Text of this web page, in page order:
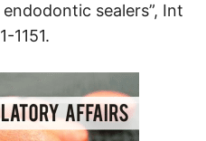
sealers”, Int
1151.